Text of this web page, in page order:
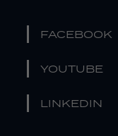
FACEBOOK
YOUTUBE
LINKEDIN